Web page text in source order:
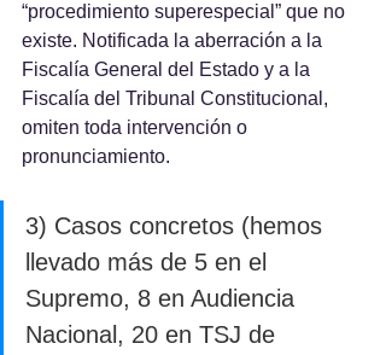
“procedimiento superespecial” que no
existe. Notificada la aberración a la
Fiscalía General del Estado y a la
Fiscalía del Tribunal Constitucional,
omiten toda intervención o
pronunciamiento.
3) Casos concretos (hemos
llevado más de 5 en el
Supremo, 8 en Audiencia
Nacional, 20 en TSJ de